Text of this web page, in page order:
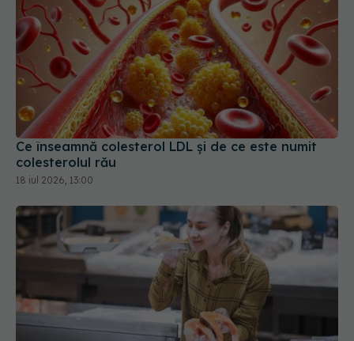
Ce înseamnă colesterol LDL și de ce este numit
colesterolul rău
18 iul 2026, 13:00